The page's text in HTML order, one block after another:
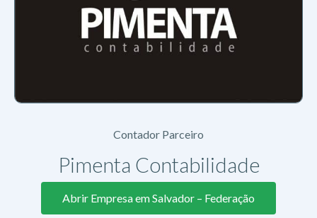
Contador Parceiro
Pimenta Contabilidade
Abrir Empresa em Salvador – Federação